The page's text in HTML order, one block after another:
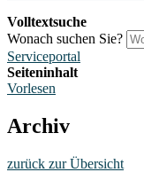
Volltextsuche
Wonach suchen Sie?
Serviceportal
Seiteninhalt
Vorlesen
Archiv
zurück zur Übersicht